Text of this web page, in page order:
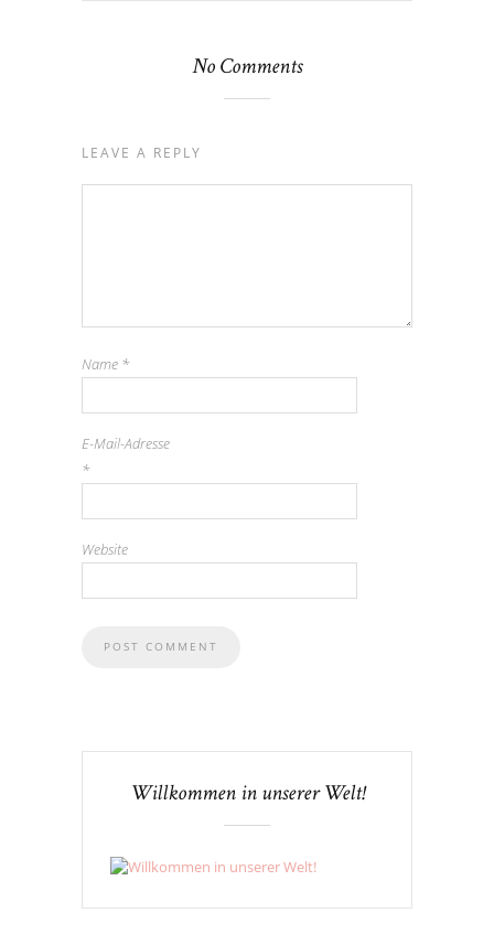
No Comments
LEAVE A REPLY
Name *
E-Mail-Adresse
*
Website
Willkommen in unserer Welt!